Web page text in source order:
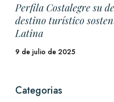
Perfila Costalegre su
destino turístico
Latina
9 de julio de 2025
Categorias